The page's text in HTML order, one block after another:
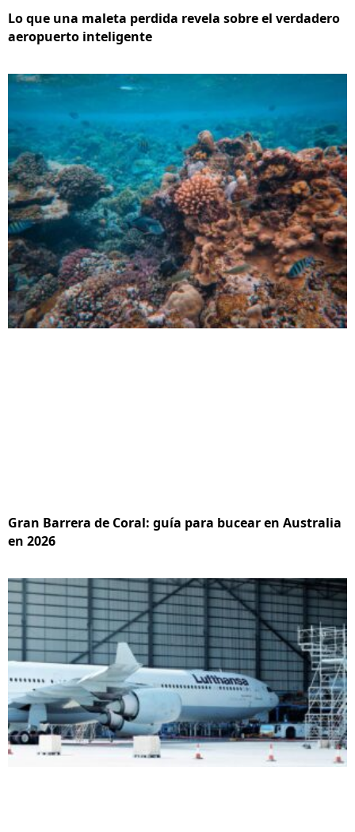
Lo que una maleta perdida revela sobre el verdadero
aeropuerto inteligente
Gran Barrera de Coral: guía para bucear en Australia
en 2026